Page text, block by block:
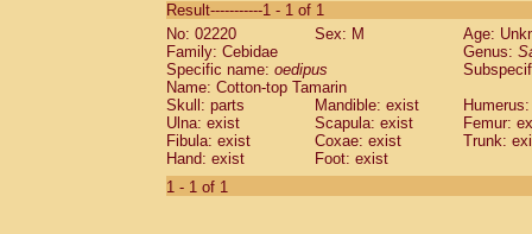
CebidaeSaguinus labiatus(0)
Cebidae Saguinus leucopus (0)
Cebidae
CebidaeSaguinus mystax
Cebidae Saguinus nigricollis (0)
Cebidae Saguinus oedipus
Cebidae Saguinus weddelli
Cebidae Saguinusspp.
Cebidae
Result-----------1 - 1 of 1
No: 02220
Sex: M
Age:
Family: Cebidae
Genus:
Specific name: oedipus
Name: Cotton-top Tamarin
Skull: parts
Mandible: exist
Ulna: exist
Scapula: exist
Femur:
Fibula: exist
Coxae: exist
Trunk:
Hand: exist
Foot: exist
1 - 1 of 1